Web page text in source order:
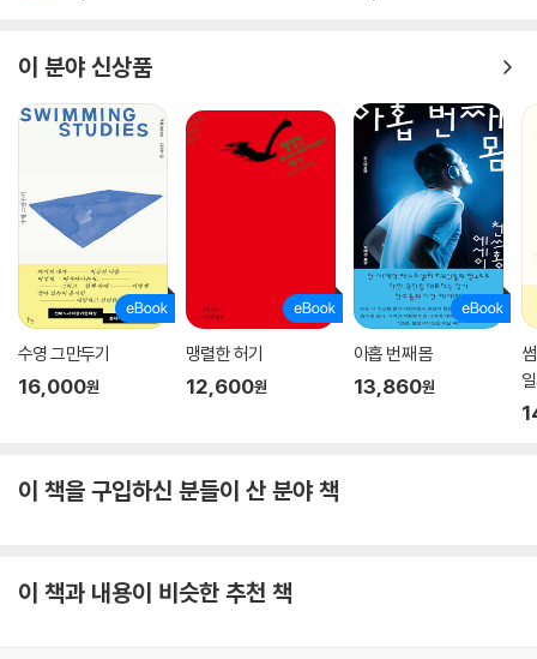
이 분야 신상품
수영 그만두기
16,000원
맹렬한 허기
12,600원
아홉 번째 몸
13,860원
이 책을 구입하신 분들이 산 분야 책
이 책과 내용이 비슷한 추천 책